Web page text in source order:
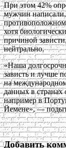
При этом 42%
мужчин
хотя
причиной
нейтрально.
«Наша
зависть и лучше
на
данных в странах
например в
Йемене», —
Добавить